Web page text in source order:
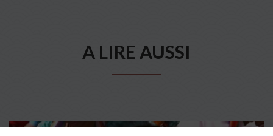
A LIRE AUSSI